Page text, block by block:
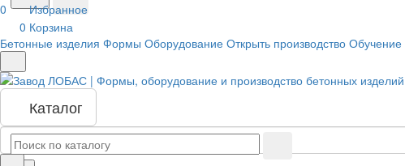
0
Избранное
0 Корзина
Бетонные изделия Формы Оборудование Открыть производство Обучение
Каталог